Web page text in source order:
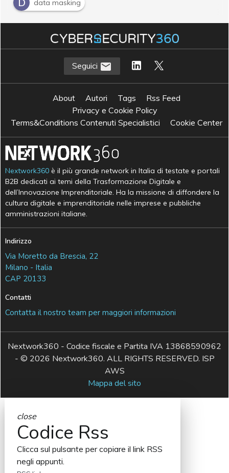
data masking
Seguici
About Autori Tags
Rss Feed
Privacy e Cookie Policy
Terms&Conditions Contenuti Specialistici
Cookie Center
Nextwork360 è il più grande network in Italia di testate e portali
B2B dedicati ai temi della Trasformazione Digitale e
dell’Innovazione Imprenditoriale. Ha la missione di diffondere la
cultura digitale e imprenditoriale nelle imprese e pubbliche
amministrazioni italiane.
Indirizzo
Via Moretto da Brescia, 22
Milano - Italia
CAP 20133
Contatti
Contatta il nostro team per maggiori informazioni
Nextwork360 - Codice fiscale e Partita IVA 13868590962
- © 2026 Nextwork360. ALL RIGHTS RESERVED. ISP
AWS
Mappa del sito
close
Codice Rss
Clicca sul pulsante per copiare il link RSS
negli appunti.